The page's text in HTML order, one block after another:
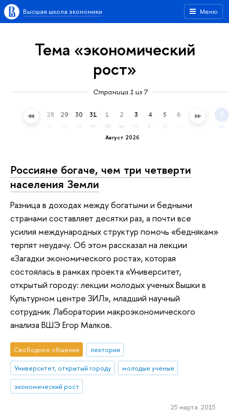
Меню
Высшая школа экономики
Тема «экономический
рост»
Страница 1 из 7
27 28 29 30
чт
31
пт
Август 2026
1
сб
2
вс
3
пн
4
вт
5 6 7 9
вс
Россияне богаче, чем три четверти
населения Земли
Разница в доходах между богатыми и бедными
странами составляет десятки раз, а почти все
усилия международных структур помочь «беднякам»
терпят неудачу. Об этом рассказал на лекции
«Загадки экономического роста», которая
состоялась в рамках проекта «Университет,
открытый городу: лекции молодых ученых Вышки в
Культурном центре ЗИЛ», младший научный
сотрудник Лаборатории макроэкономического
анализа ВШЭ Егор Малков.
Свободное общение
лектории
Университет, открытый городу
молодые ученые
экономический рост
25 марта 2015